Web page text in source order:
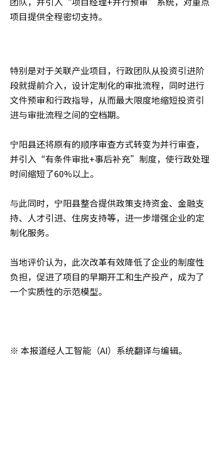
项目提供全程密切支持。
特别是对于关联产业项目，行政团队从投资引进阶
段就提前介入，设计定制化的审批流程，同时进行
文件预审和行政指导，从而最大限度地缩短投资引
进与审批流程之间的空档期。
宁阳县还将原有的顺序审查方式转变为并行审查，
并引入“有条件审批+事后补充”制度，使行政处理
时间缩短了60%以上。
与此同时，宁阳县整合提供政策支持资金、金融支
持、人才引进、住房支持等，进一步增强企业的定
制化服务。
当地评价认为，此次改革有效降低了企业的制度性
负担，促进了项目的早期开工和生产投产，成为了
一个实质性的示范模型。
※ 本报道经人工智能（AI）系统翻译与编辑。